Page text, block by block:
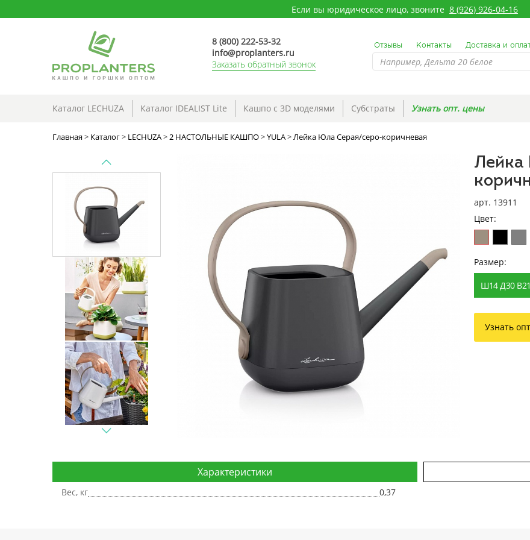
Если вы юридическое лицо, звоните 8 (926) 926-04-16
8 (800) 222-53-32
info@proplanters.ru
Заказать обратный звонок
Отзывы Контакты Доставка и
Каталог LECHUZA Каталог IDEALIST Lite Кашпо с 3D моделями Субстраты Узнать опт. цены
Главная> Каталог> LECHUZA>2 НАСТОЛЬНЫЕ КАШПО>YULA>Лейка Юла Серая/серо-коричневая
арт. 13911
Цвет:
Размер:
Ш14 Д30
Узнать
Характеристики
Вес, кг 0,37